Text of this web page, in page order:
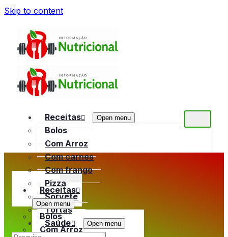
Skip to content
Receitas Open menu
Bolos
Com Arroz
Com carnes
Com frango
Pizza
Sorvete
Tortas
Saúde
Open menu
Receitas
Open menu
Bolos
Com Arroz